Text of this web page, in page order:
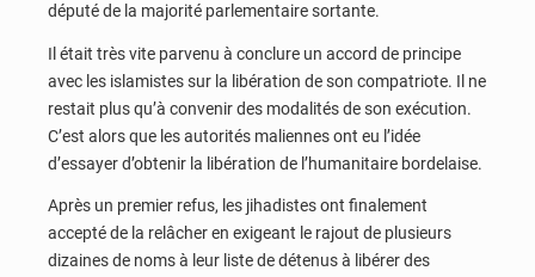
député de la majorité parlementaire sortante.
Il était très vite parvenu à conclure un accord de principe
avec les islamistes sur la libération de son compatriote. Il ne
restait plus qu’à convenir des modalités de son exécution.
C’est alors que les autorités maliennes ont eu l’idée
d’essayer d’obtenir la libération de l’humanitaire bordelaise.
Après un premier refus, les jihadistes ont finalement
accepté de la relâcher en exigeant le rajout de plusieurs
dizaines de noms à leur liste de détenus à libérer des